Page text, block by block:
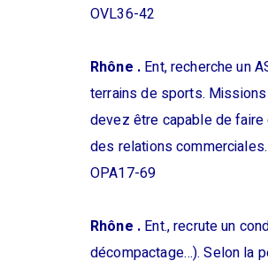
OVL36-42
Rhône . Ent, recherche un
terrains de sports.
devez être capable de
des relations
OPA17-69
Rhône . Ent., recrute un
décompactage…). Selon la